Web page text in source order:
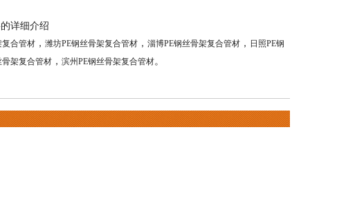
详细介绍
复合管材， 潍坊PE钢丝骨架复合管材， 淄博PE钢丝骨架复合管材， 日照PE钢
骨架复合管材， 滨州PE钢丝骨架复合管材。